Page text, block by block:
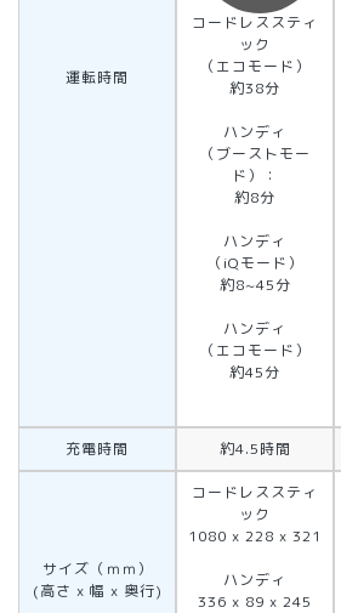
運転時間
コードレススティ
ック
（エコモード）
約38分
ハンディ
（ブーストモー
ド）：
約8分
ハンディ
（iQモード）
約8~45分
ハンディ
（エコモード）
約45分
充電時間 約4.5時間
サイズ（ｍｍ）
(高さ x 幅 x 奥行)
コードレススティ
ック
1080 x 228 x 321
ハンディ
336 x 89 x 245